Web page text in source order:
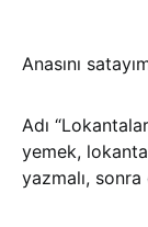
Anasını
Adı
yemek,
yazmalı,